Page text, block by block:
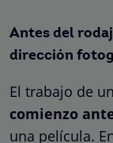
Antes del
dirección
El trabajo de
comienzo
una película.